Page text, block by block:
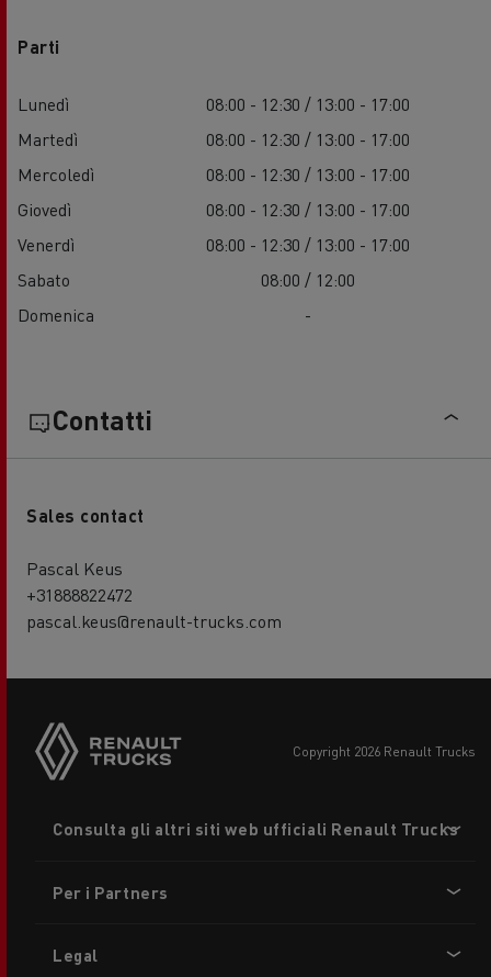
Parti
Lunedì
08:00 - 12:30 / 13:00 - 17:00
Martedì
08:00 - 12:30 / 13:00 - 17:00
Mercoledì
08:00 - 12:30 / 13:00 - 17:00
Giovedì
08:00 - 12:30 / 13:00 - 17:00
Venerdì
08:00 - 12:30 / 13:00 - 17:00
Sabato
08:00 / 12:00
Domenica
-
Contatti
Sales contact
Pascal Keus
+31888822472
pascal.keus@renault-trucks.com
copyright 2026 Renault Trucks
menu
Consulta gli altri siti web ufficiali Renault Trucks
Per i Partners
Legal